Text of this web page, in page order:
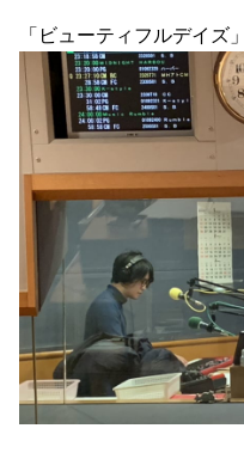
「ビューティフルデイズ